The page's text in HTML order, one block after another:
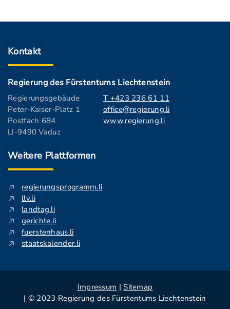
Kontakt
Regierung des Fürstentums Liechtenstein
Regierungsgebäude
Peter-Kaiser-Platz 1
Postfach 684
LI-9490 Vaduz
T +423 236 61 11
office@regierung.li
www.regierung.li
Weitere Plattformen
regierungsprogramm.li
llv.li
landtag.li
gerichte.li
fuerstenhaus.li
staatskalender.li
Impressum | Sitemap
| © 2023 Regierung des Fürstentums Liechtenstein